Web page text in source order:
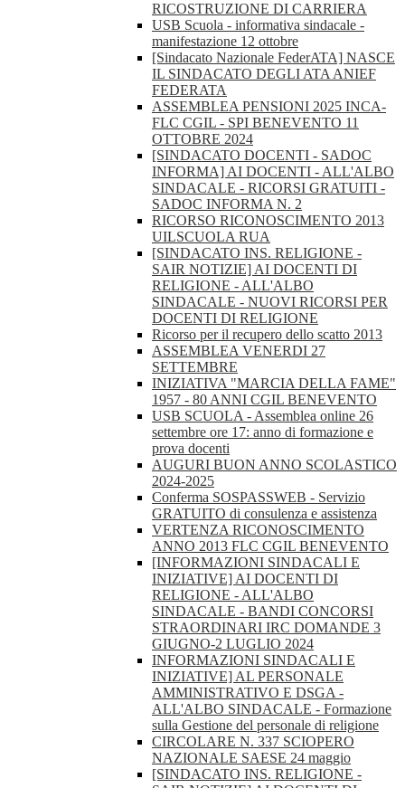
RICOSTRUZIONE DI CARRIERA
USB Scuola - informativa sindacale -
manifestazione 12 ottobre
[Sindacato Nazionale FederATA] NASCE
IL SINDACATO DEGLI ATA ANIEF
FEDERATA
ASSEMBLEA PENSIONI 2025 INCA-
FLC CGIL - SPI BENEVENTO 11
OTTOBRE 2024
[SINDACATO DOCENTI - SADOC
INFORMA] AI DOCENTI - ALL'ALBO
SINDACALE - RICORSI GRATUITI -
SADOC INFORMA N. 2
RICORSO RICONOSCIMENTO 2013
UILSCUOLA RUA
[SINDACATO INS. RELIGIONE -
SAIR NOTIZIE] AI DOCENTI DI
RELIGIONE - ALL'ALBO
SINDACALE - NUOVI RICORSI PER
DOCENTI DI RELIGIONE
Ricorso per il recupero dello scatto 2013
ASSEMBLEA VENERDI 27
SETTEMBRE
INIZIATIVA "MARCIA DELLA FAME"
1957 - 80 ANNI CGIL BENEVENTO
USB SCUOLA - Assemblea online 26
settembre ore 17: anno di formazione e
prova docenti
AUGURI BUON ANNO SCOLASTICO
2024-2025
Conferma SOSPASSWEB - Servizio
GRATUITO di consulenza e assistenza
VERTENZA RICONOSCIMENTO
ANNO 2013 FLC CGIL BENEVENTO
[INFORMAZIONI SINDACALI E
INIZIATIVE] AI DOCENTI DI
RELIGIONE - ALL'ALBO
SINDACALE - BANDI CONCORSI
STRAORDINARI IRC DOMANDE 3
GIUGNO-2 LUGLIO 2024
INFORMAZIONI SINDACALI E
INIZIATIVE] AL PERSONALE
AMMINISTRATIVO E DSGA -
ALL'ALBO SINDACALE - Formazione
sulla Gestione del personale di religione
CIRCOLARE N. 337 SCIOPERO
NAZIONALE SAESE 24 maggio
[SINDACATO INS. RELIGIONE -